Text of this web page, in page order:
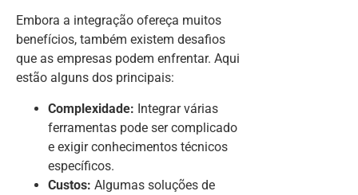
Embora a integração ofereça muitos
benefícios, também existem desafios
que as empresas podem enfrentar. Aqui
estão alguns dos principais:
Complexidade: Integrar várias
ferramentas pode ser complicado
e exigir conhecimentos técnicos
específicos.
Custos: Algumas soluções de